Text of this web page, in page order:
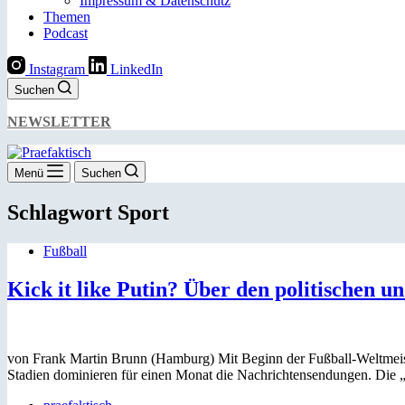
Themen
Podcast
Instagram LinkedIn
Suchen
NEWSLETTER
Menü Suchen
Schlagwort Sport
Fußball
Kick it like Putin? Über den politischen
von Frank Martin Brunn (Hamburg) Mit Beginn der Fußball-
Stadien dominieren für einen Monat die Nachrichtensendungen. Die